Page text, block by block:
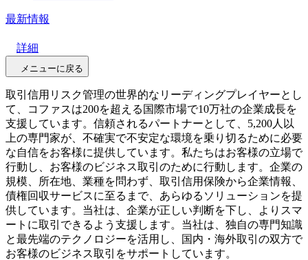
最新情報
詳細
メニューに戻る
取引信用リスク管理の世界的なリーディングプレイヤーとし
て、コファスは200を超える国際市場で10万社の企業成長を
支援しています。信頼されるパートナーとして、5,200人以
上の専門家が、不確実で不安定な環境を乗り切るために必要
な自信をお客様に提供しています。私たちはお客様の立場で
行動し、お客様のビジネス取引のために行動します。企業の
規模、所在地、業種を問わず、取引信用保険から企業情報、
債権回収サービスに至るまで、あらゆるソリューションを提
供しています。当社は、企業が正しい判断を下し、よりスマ
ートに取引できるよう支援します。当社は、独自の専門知識
と最先端のテクノロジーを活用し、国内・海外取引の双方で
お客様のビジネス取引をサポートしています。